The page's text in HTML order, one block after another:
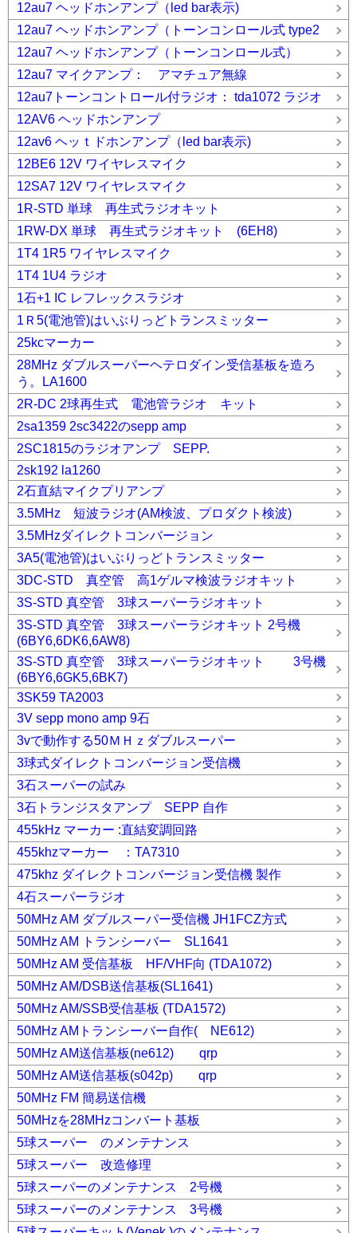
12au7 ヘッドホンアンプ（led bar表示)
12au7 ヘッドホンアンプ（トーンコンロール式 type2
12au7 ヘッドホンアンプ（トーンコンロール式）
12au7 マイクアンプ： アマチュア無線
12au7トーンコントロール付ラジオ： tda1072 ラジオ
12AV6 ヘッドホンアンプ
12av6 ヘッｔドホンアンプ（led bar表示)
12BE6 12V ワイヤレスマイク
12SA7 12V ワイヤレスマイク
1R-STD 単球 再生式ラジオキット
1RW-DX 単球 再生式ラジオキット (6EH8)
1T4 1R5 ワイヤレスマイク
1T4 1U4 ラジオ
1石+1 IC レフレックスラジオ
1Ｒ5(電池管)はいぶりっどトランスミッター
25kcマーカー
28MHz ダブルスーパーヘテロダイン受信基板を造ろ
う。LA1600
2R-DC 2球再生式 電池管ラジオ キット
2sa1359 2sc3422のsepp amp
2SC1815のラジオアンプ SEPP.
2sk192 la1260
2石直結マイクプリアンプ
3.5MHz 短波ラジオ(AM検波、プロダクト検波)
3.5MHzダイレクトコンバージョン
3A5(電池管)はいぶりっどトランスミッター
3DC-STD 真空管 高1ゲルマ検波ラジオキット
3S-STD 真空管 3球スーパーラジオキット
3S-STD 真空管 3球スーパーラジオキット 2号機
(6BY6,6DK6,6AW8)
3S-STD 真空管 3球スーパーラジオキット 3号機
(6BY6,6GK5,6BK7)
3SK59 TA2003
3V sepp mono amp 9石
3vで動作する50ＭＨｚダブルスーパー
3球式ダイレクトコンバージョン受信機
3石スーパーの試み
3石トランジスタアンプ SEPP 自作
455kHz マーカー :直結変調回路
455khzマーカー ：TA7310
475khz ダイレクトコンバージョン受信機 製作
4石スーパーラジオ
50MHz AM ダブルスーパー受信機 JH1FCZ方式
50MHz AM トランシーバー SL1641
50MHz AM 受信基板 HF/VHF向 (TDA1072)
50MHz AM/DSB送信基板(SL1641)
50MHz AM/SSB受信基板 (TDA1572)
50MHz AMトランシーバー自作( NE612)
50MHz AM送信基板(ne612) qrp
50MHz AM送信基板(s042p) qrp
50MHz FM 簡易送信機
50MHzを28MHzコンバート基板
5球スーパー のメンテナンス
5球スーパー 改造修理
5球スーパーのメンテナンス 2号機
5球スーパーのメンテナンス 3号機